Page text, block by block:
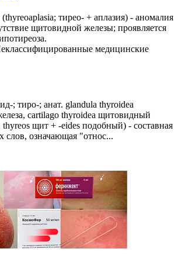
тирео- + аплазия) - аномалия
щитовидной железы; проявляется
медицинские
; тиро-; анат. glandula thyroidea
cartilago thyroidea щитовидный
thyreos щит + -eides подобный) - составная
слов, означающая "относ...